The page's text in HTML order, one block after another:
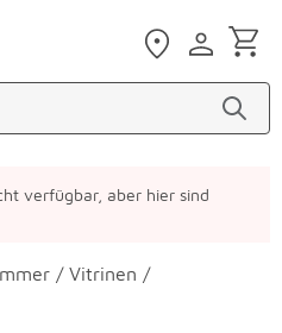
verfügbar, aber hier sind
/ Vitrinen /